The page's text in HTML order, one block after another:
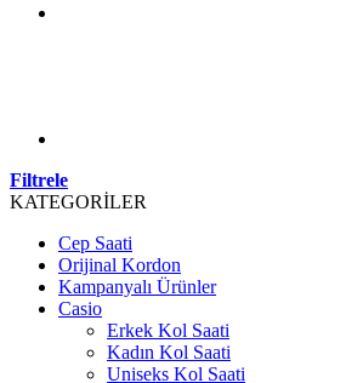
Filtrele
KATEGORİLER
Cep Saati
Orijinal Kordon
Kampanyalı Ürünler
Casio
Erkek Kol Saati
Kadın Kol Saati
Uniseks Kol Saati